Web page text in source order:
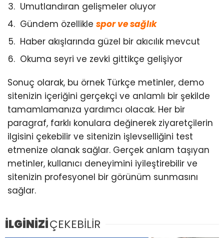
Umutlandıran gelişmeler oluyor
Gündem özellikle spor ve sağlık
Haber akışlarında güzel bir akıcılık mevcut
Okuma seyri ve zevki gittikçe gelişiyor
Sonuç olarak, bu örnek Türkçe metinler, demo
sitenizin içeriğini gerçekçi ve anlamlı bir şekilde
tamamlamanıza yardımcı olacak. Her bir
paragraf, farklı konulara değinerek ziyaretçilerin
ilgisini çekebilir ve sitenizin işlevselliğini test
etmenize olanak sağlar. Gerçek anlam taşıyan
metinler, kullanıcı deneyimini iyileştirebilir ve
sitenizin profesyonel bir görünüm sunmasını
sağlar.
İLGİNİZİÇEKEBİLİR